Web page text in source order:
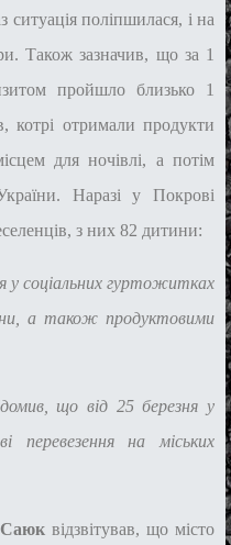
ситуація поліпшилася, і на
Також зазначив, що за 1
пройшло близько 1
котрі отримали продукти
для ночівлі, а потім
Наразі у Покрові
з них 82 дитини:
соціальних гуртожитках
а також продуктовими
що від 25 березня у
перевезення на міських
Саюквідзвітував, що місто